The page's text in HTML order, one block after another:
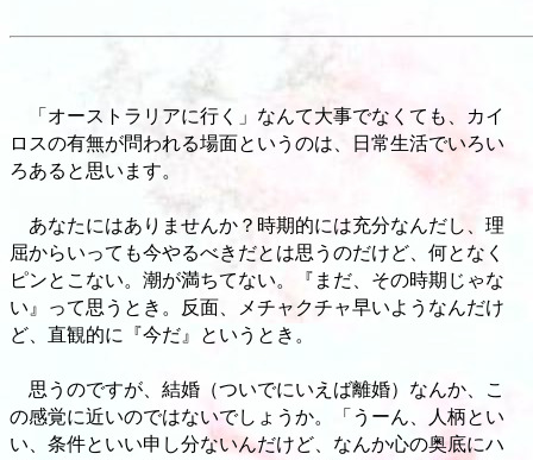
「オーストラリアに行く」なんて大事でなくても、カイ
ロスの有無が問われる場面というのは、日常生活でいろい
ろあると思います。
あなたにはありませんか？時期的には充分なんだし、理
屈からいっても今やるべきだとは思うのだけど、何となく
ピンとこない。潮が満ちてない。『まだ、その時期じゃな
い』って思うとき。反面、メチャクチャ早いようなんだけ
ど、直観的に『今だ』というとき。
思うのですが、結婚（ついでにいえば離婚）なんか、こ
の感覚に近いのではないでしょうか。「うーん、人柄とい
い、条件といい申し分ないんだけど、なんか心の奥底にハ